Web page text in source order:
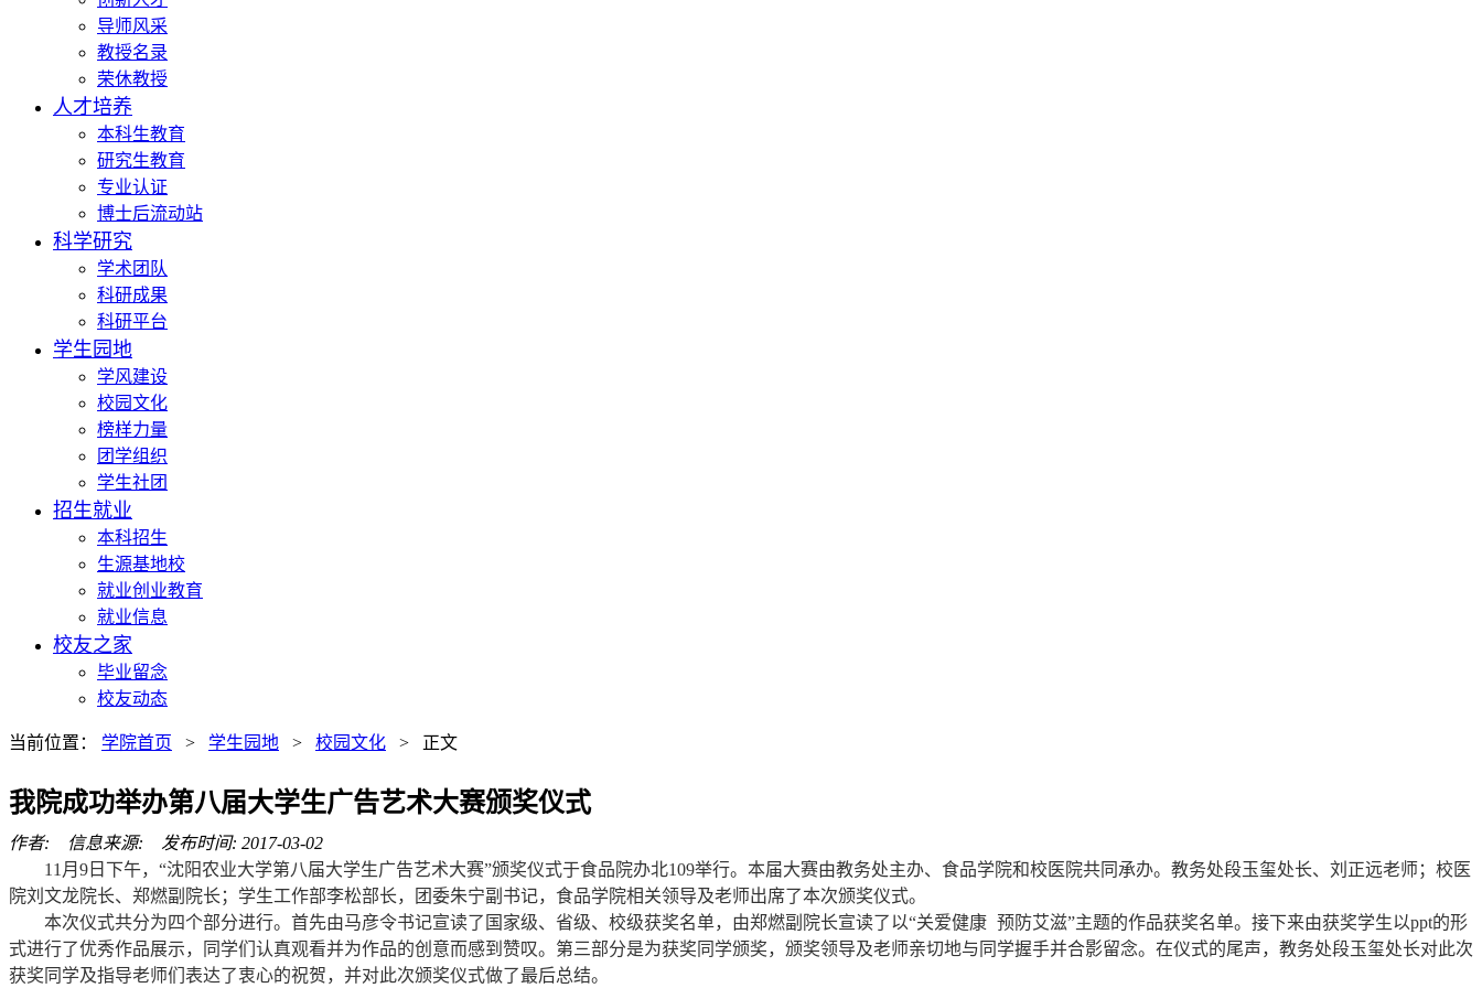
导师风采
教授名录
荣休教授
人才培养
本科生教育
研究生教育
专业认证
博士后流动站
科学研究
学术团队
科研成果
科研平台
学生园地
学风建设
校园文化
榜样力量
团学组织
学生社团
招生就业
本科招生
生源基地校
就业创业教育
就业信息
校友之家
毕业留念
校友动态
当前位置： 学院首页 > 学生园地 > 校园文化 > 正文
我院成功举办第八届大学生广告艺术大赛颁奖仪式
作者: 信息来源: 发布时间: 2017-03-02
11月9日下午，“沈阳农业大学第八届大学生广告艺术大赛”颁奖仪式于食品院办北109举行。本届大赛由教务处主办、食品学院和校医院共同承办。教务处段玉玺处长、刘正远老师；校医
院刘文龙院长、郑燃副院长；学生工作部李松部长，团委朱宁副书记，食品学院相关领导及老师出席了本次颁奖仪式。
本次仪式共分为四个部分进行。首先由马彦令书记宣读了国家级、省级、校级获奖名单，由郑燃副院长宣读了以“关爱健康 预防艾滋”主题的作品获奖名单。接下来由获奖学生以ppt的形
式进行了优秀作品展示，同学们认真观看并为作品的创意而感到赞叹。第三部分是为获奖同学颁奖，颁奖领导及老师亲切地与同学握手并合影留念。在仪式的尾声，教务处段玉玺处长对此次
获奖同学及指导老师们表达了衷心的祝贺，并对此次颁奖仪式做了最后总结。